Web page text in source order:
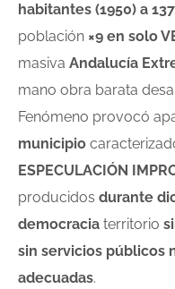
habitantes (1950) a
población ×9 en solo
masiva Andalucía
mano obra barata
Fenómeno provocó
municipio
ESPECULACIÓN
producidos durante
democracia territorio
sin servicios públicos
adecuadas.